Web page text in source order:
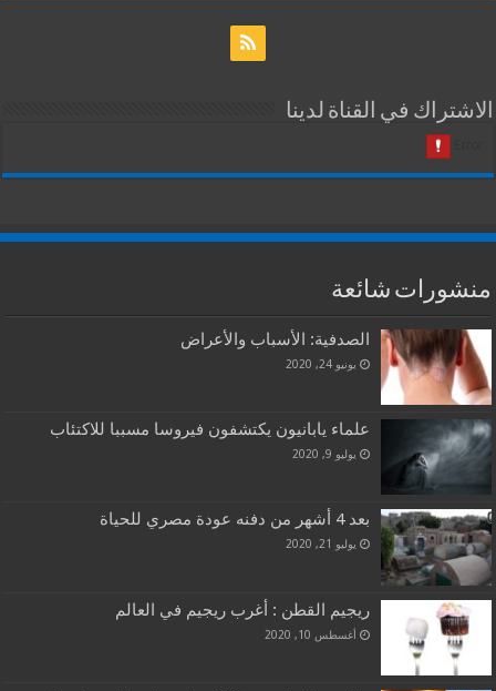
الاشتراك في القناة لدينا
منشورات شائعة
الصدفية: الأسباب والأعراض
يونيو 24, 2020
علماء يابانيون يكتشفون فيروسا مسببا للاكتئاب
يوليو 9, 2020
بعد 4 أشهر من دفنه عودة مصري للحياة
يوليو 21, 2020
ريجيم القطن : أغرب ريجيم في العالم
أغسطس 10, 2020